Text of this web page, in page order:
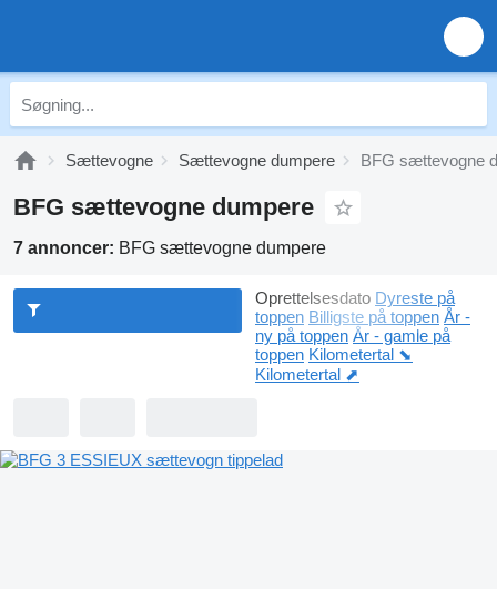
Sættevogne Sættevogne dumpere BFG sættevogne
BFG sættevogne dumpere
7 annoncer: BFG sættevogne dumpere
Oprettelsesdato Dyreste på
toppen Billigste på toppen År -
ny på toppen År - gamle på
toppen Kilometertal ⬊
Kilometertal ⬈